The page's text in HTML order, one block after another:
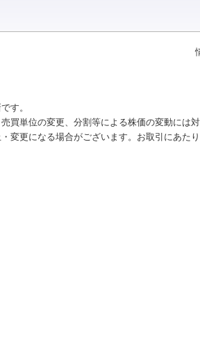
す。
買単位の変更、分割等による株価の変動には対
変更になる場合がございます。お取引にあた